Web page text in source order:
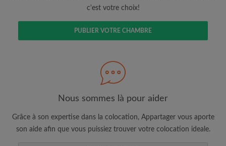
Faites une recherche selon ce qui vous
semble important
colocataires
Sauvegardez vos recherches
Recevez des alertes pour toute nouvelle
c'est votre choix!
PUBLIER VOTRE CHAMBRE
Nous sommes là pour aider
Grâce à son expertise dans la colocation, Appartager vous aporte
son aide afin que vous puissiez trouver votre colocation ideale.